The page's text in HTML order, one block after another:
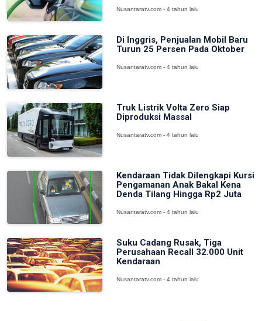
Nusantaratv.com - 4 tahun lalu
Di Inggris, Penjualan Mobil Baru
Turun 25 Persen Pada Oktober
Nusantaratv.com - 4 tahun lalu
Truk Listrik Volta Zero Siap
Diproduksi Massal
Nusantaratv.com - 4 tahun lalu
Kendaraan Tidak Dilengkapi Kursi
Pengamanan Anak Bakal Kena
Denda Tilang Hingga Rp2 Juta
Nusantaratv.com - 4 tahun lalu
Suku Cadang Rusak, Tiga
Perusahaan Recall 32.000 Unit
Kendaraan
Nusantaratv.com - 4 tahun lalu